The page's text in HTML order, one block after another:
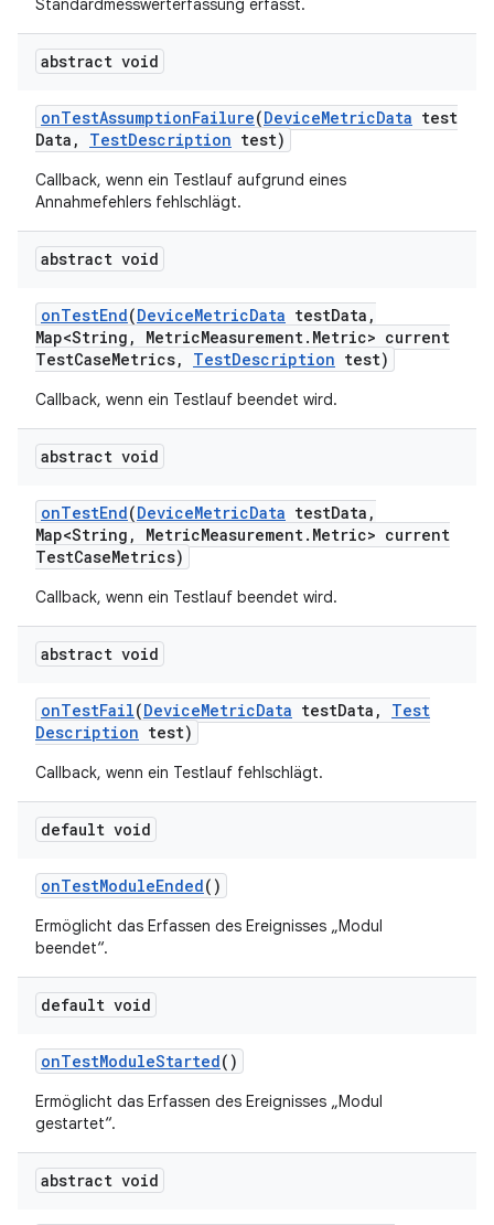
Standardmesswerterfassung erfasst.
abstract void
onTestAssumptionFailure(DeviceMetricData test
Data , TestDescription test)
Callback, wenn ein Testlauf aufgrund eines
Annahmefehlers fehlschlägt.
abstract void
onTestEnd(DeviceMetricData testData ,
Map<String , MetricMeasurement. Metric> current
TestCaseMetrics, TestDescription test)
Callback, wenn ein Testlauf beendet wird.
abstract void
onTestEnd(DeviceMetricData testData ,
Map<String , MetricMeasurement. Metric> current
TestCaseMetrics)
Callback, wenn ein Testlauf beendet wird.
abstract void
onTestFail(DeviceMetricData testData ,
Test
Description test)
Callback, wenn ein Testlauf fehlschlägt.
default void
onTestModuleEnded()
Ermöglicht das Erfassen des Ereignisses „Modul
beendet“.
default void
onTestModuleStarted()
Ermöglicht das Erfassen des Ereignisses „Modul
gestartet“.
abstract void